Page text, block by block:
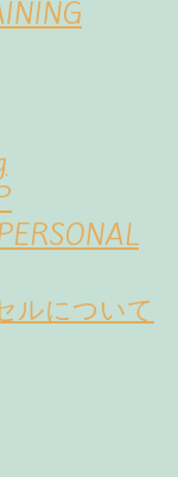
ルについて